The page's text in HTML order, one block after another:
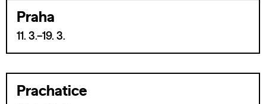
Praha
11. 3.–19. 3.
Prachatice